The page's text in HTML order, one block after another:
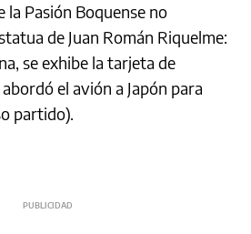
Pasión Boquense no
de Juan Román Riquelme:
se exhibe la tarjeta de
el avión a Japón para
partido).